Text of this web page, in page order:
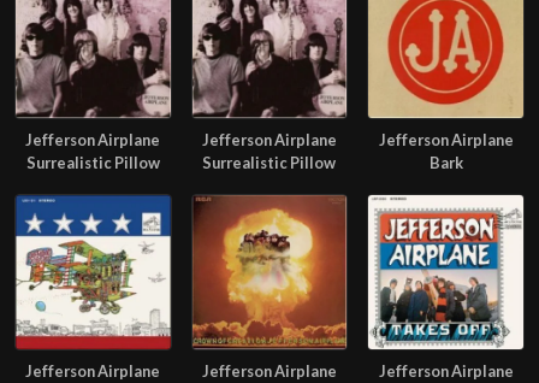
Jefferson Airplane
Surrealistic Pillow
Jefferson Airplane
Surrealistic Pillow
Jefferson Airplane
Bark
Jefferson Airplane
Jefferson Airplane
Jefferson Airplane